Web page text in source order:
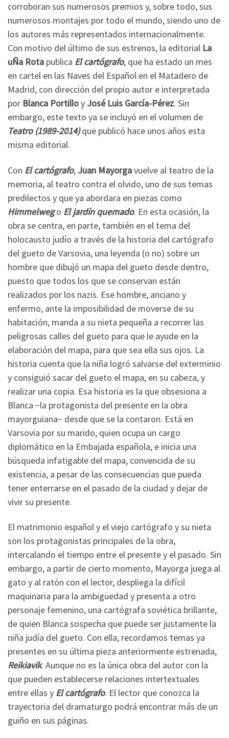
corroboran sus numerosos premios y, sobre todo, sus
numerosos montajes por todo el mundo, siendo uno de
los autores más representados internacionalmente.
Con motivo del último de sus estrenos, la editorial La
uÑa Rota publica El cartógrafo, que ha estado un mes
en cartel en las Naves del Español en el Matadero de
Madrid, con dirección del propio autor e interpretada
por Blanca Portilloy José Luis García-Pérez. Sin
embargo, este texto ya se incluyó en el volumen de
Teatro (1989-2014)que publicó hace unos años esta
misma editorial.
Con El cartógrafo, Juan Mayorgavuelve al teatro de la
memoria, al teatro contra el olvido, uno de sus temas
predilectos y que ya abordara en piezas como
Himmelweg o El jardín quemado. En esta ocasión, la
obra se centra, en parte, también en el tema del
holocausto judío a través de la historia del cartógrafo
del gueto de Varsovia, una leyenda (o no) sobre un
hombre que dibujó un mapa del gueto desde dentro,
puesto que todos los que se conservan están
realizados por los nazis. Ese hombre, anciano y
enfermo, ante la imposibilidad de moverse de su
habitación, manda a su nieta pequeña a recorrer las
peligrosas calles del gueto para que le ayude en la
elaboración del mapa, para que sea ella sus ojos. La
historia cuenta que la niña logró salvarse del exterminio
y consiguió sacar del gueto el mapa, en su cabeza, y
realizar una copia. Esa historia es la que obsesiona a
Blanca −la protagonista del presente en la obra
mayorguiana− desde que se la contaron. Está en
Varsovia por su marido, quien ocupa un cargo
diplomático en la Embajada española, e inicia una
búsqueda infatigable del mapa, convencida de su
existencia, a pesar de las consecuencias que pueda
tener enterrarse en el pasado de la ciudad y dejar de
vivir su presente.
El matrimonio español y el viejo cartógrafo y su nieta
son los protagonistas principales de la obra,
intercalando el tiempo entre el presente y el pasado. Sin
embargo, a partir de cierto momento, Mayorga juega al
gato y al ratón con el lector, despliega la difícil
maquinaria para la ambigüedad y presenta a otro
personaje femenino, una cartógrafa soviética brillante,
de quien Blanca sospecha que puede ser justamente la
niña judía del gueto. Con ella, recordamos temas ya
presentes en su última pieza anteriormente estrenada,
Reikiavik. Aunque no es la única obra del autor con la
que pueden establecerse relaciones intertextuales
entre ellas y El cartógrafo. El lector que conozca la
trayectoria del dramaturgo podrá encontrar más de un
guiño en sus páginas.